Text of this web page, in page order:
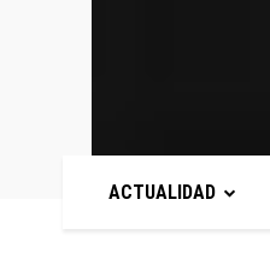
ACTUALIDAD